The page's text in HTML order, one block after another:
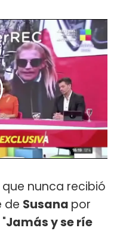
nunca recibió
de Susana por
Jamás y se ríe